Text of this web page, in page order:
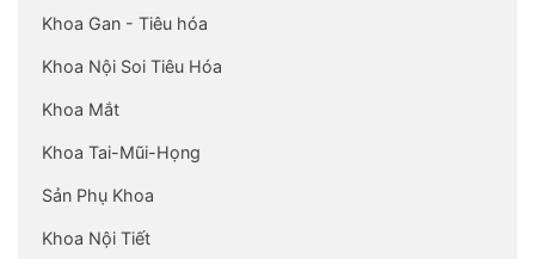
hoạch điều trị tối ưu nhất đáp ứng nhu cầu
của từng bệnh nhân.
Thời gian cho mỗi lần khám tư vấn và điều
trị kéo dài
nhân các vấn đề sức khỏe, lắng nghe kỹ các
triệu chứng và ghi chú lại để:
Khoa Gan - Tiêu hóa
Khoa Nội Soi Tiêu Hóa
Khoa Mắt
Khoa Tai-Mũi-Họng
Sản Phụ Khoa
Khoa Nội Tiết